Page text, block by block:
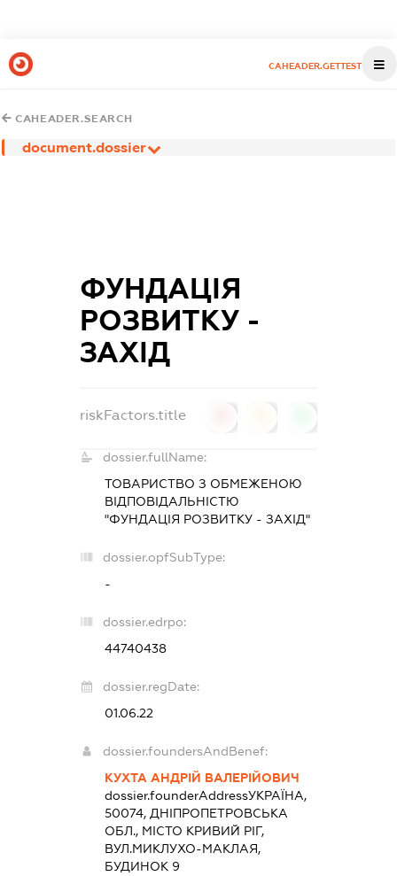
CAHEADER.GETTEST
CAHEADER.SEARCH
document.dossier
ФУНДАЦІЯ
РОЗВИТКУ -
ЗАХІД
riskFactors.title
dossier.fullName:
ТОВАРИСТВО З ОБМЕЖЕНОЮ
ВІДПОВІДАЛЬНІСТЮ
"ФУНДАЦІЯ РОЗВИТКУ - ЗАХІД"
dossier.opfSubType:
-
dossier.edrpo:
44740438
dossier.regDate:
01.06.22
dossier.foundersAndBenef:
КУХТА АНДРІЙ ВАЛЕРІЙОВИЧ
dossier.founderAddressУКРАЇНА,
50074, ДНІПРОПЕТРОВСЬКА
ОБЛ., МІСТО КРИВИЙ РІГ,
ВУЛ.МИКЛУХО-МАКЛАЯ,
БУДИНОК 9